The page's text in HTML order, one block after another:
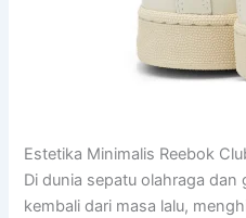
Estetika Minimalis Reebok
Di dunia sepatu olahraga dan
kembali dari masa lalu,